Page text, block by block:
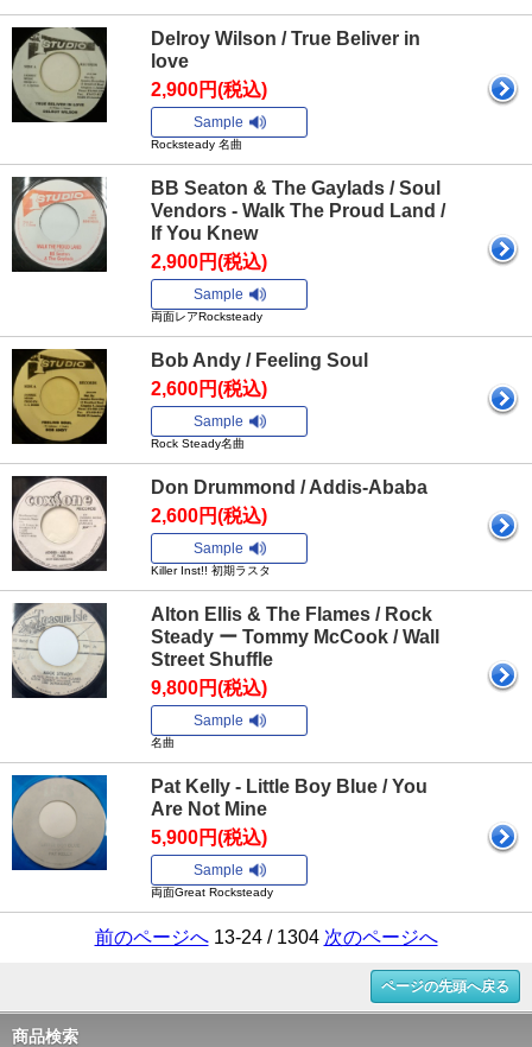
Delroy Wilson / True Beliver in
love
2,900円(税込)
Sample
Rocksteady 名曲
BB Seaton & The Gaylads / Soul
Vendors - Walk The Proud Land /
If You Knew
2,900円(税込)
Sample
両面レアRocksteady
Bob Andy / Feeling Soul
2,600円(税込)
Sample
Rock Steady名曲
Don Drummond / Addis-Ababa
2,600円(税込)
Sample
Killer Inst!! 初期ラスタ
Alton Ellis & The Flames / Rock
Steady ー Tommy McCook / Wall
Street Shuffle
9,800円(税込)
Sample
名曲
Pat Kelly - Little Boy Blue / You
Are Not Mine
5,900円(税込)
Sample
両面Great Rocksteady
前のページへ13-24 / 1304 次のページへ
ページの先頭へ戻る
商品検索